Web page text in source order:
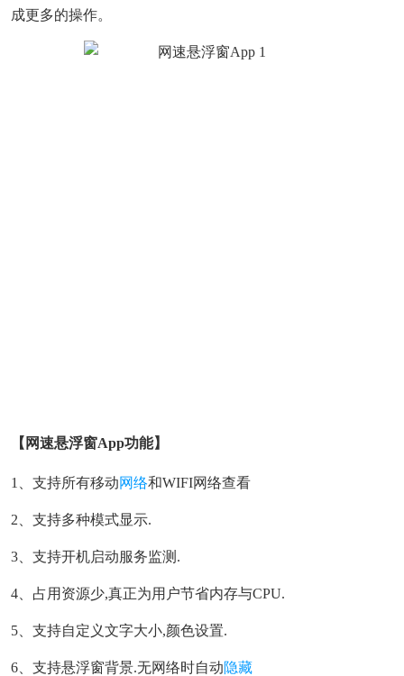
成更多的操作。
【网速悬浮窗app功能】
1、支持所有移动网络和WIFI网络查看
2、支持多种模式显示.
3、支持开机启动服务监测.
4、占用资源少,真正为用户节省内存与CPU.
5、支持自定义文字大小,颜色设置.
6、支持悬浮窗背景.无网络时自动隐藏